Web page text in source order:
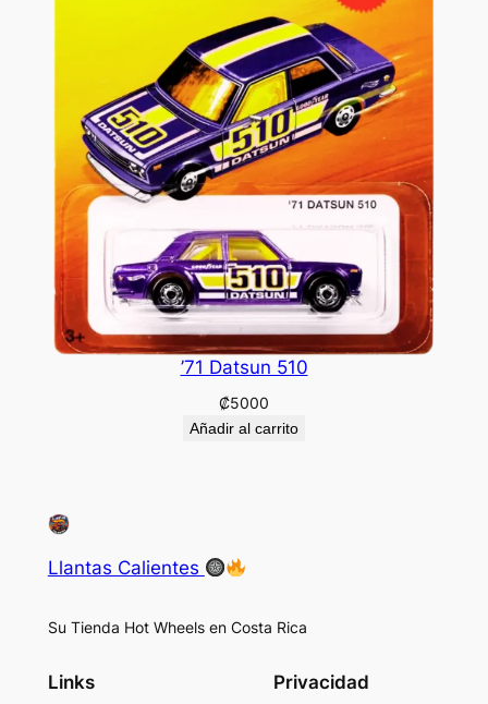
’71 Datsun 510
₡5000
Añadir al carrito
Llantas Calientes
Su Tienda Hot Wheels en Costa Rica
Links Privacidad